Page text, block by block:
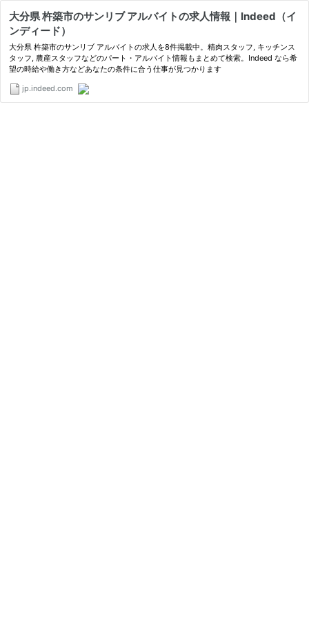
大分県 杵築市のサンリブ アルバイトの求人情報｜Indeed（イ
ンディード）
大分県 杵築市のサンリブ アルバイトの求人を8件掲載中。精肉スタッフ, キッチンス
タッフ, 農産スタッフなどのパート・アルバイト情報もまとめて検索。Indeed なら希
望の時給や働き方などあなたの条件に合う仕事が見つかります
jp.indeed.com